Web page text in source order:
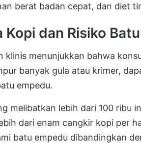
berat badan cepat, dan diet
dan Risiko
klinis menunjukkan bahwa
banyak gula atau krimer,
empedu.
melibatkan lebih dari 100 ribu
dari enam cangkir kopi per
batu empedu dibandingkan